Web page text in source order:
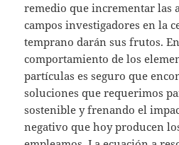
remedio que incrementar las
campos investigadores en la
temprano darán sus frutos.
comportamiento de los
partículas es seguro que
soluciones que requerimos
sostenible y frenando el
negativo que hoy producen